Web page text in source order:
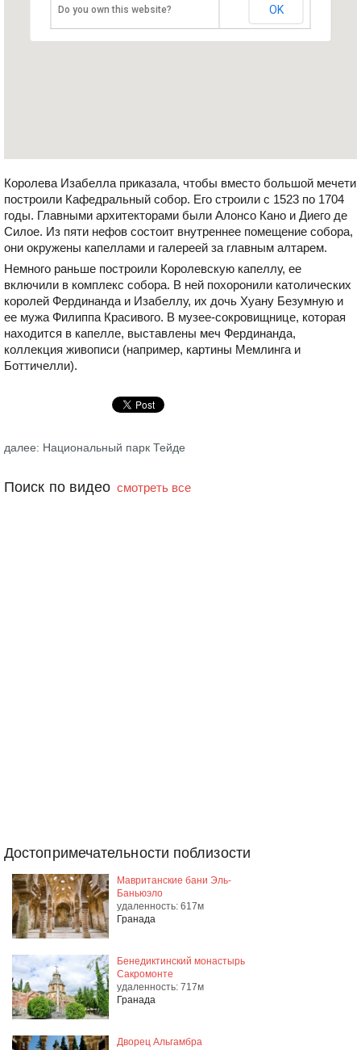
Do you own this website? OK
Королева Изабелла приказала, чтобы вместо большой мечети
построили Кафедральный собор. Его строили с 1523 по 1704
годы. Главными архитекторами были Алонсо Кано и Диего де
Силое. Из пяти нефов состоит внутреннее помещение собора,
они окружены капеллами и галереей за главным алтарем.
Немного раньше построили Королевскую капеллу, ее
включили в комплекс собора. В ней похоронили католических
королей Фердинанда и Изабеллу, их дочь Хуану Безумную и
ее мужа Филиппа Красивого. В музее-сокровищнице, которая
находится в капелле, выставлены меч Фердинанда,
коллекция живописи (например, картины Мемлинга и
Боттичелли).
далее: Национальный парк Тейде
Поиск по видео смотреть все
Достопримечательности поблизости
Мавританские бани Эль-
Баньюэло
удаленность: 617м
Гранада
Бенедиктинский монастырь
Сакромонте
удаленность: 717м
Гранада
Дворец Альгамбра